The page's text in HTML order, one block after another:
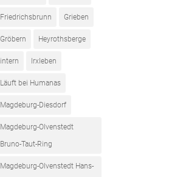
Friedrichsbrunn Grieben
Gröbern Heyrothsberge
intern Irxleben
Läuft bei Humanas
Magdeburg-Diesdorf
Magdeburg-Olvenstedt
Bruno-Taut-Ring
Magdeburg-Olvenstedt Hans-